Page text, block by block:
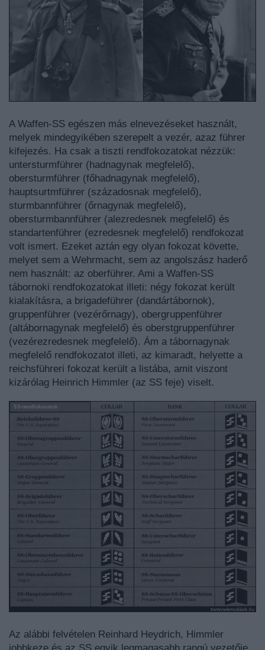
A Waffen-SS egészen más elnevezéseket használt,
melyek mindegyikében szerepelt a vezér, azaz führer
kifejezés. Ha csak a tiszti rendfokozatokat nézzük:
untersturmführer (hadnagynak megfelelő),
obersturmführer (főhadnagynak megfelelő),
hauptsurtmführer (századosnak megfelelő),
sturmbannführer (őrnagynak megfelelő),
obersturmbannführer (alezredesnek megfelelő) és
standartenführer (ezredesnek megfelelő) rendfokozat
volt ismert. Ezeket aztán egy olyan fokozat követte,
melyet sem a Wehrmacht, sem az angolszász haderő
nem használt: az oberführer. Ami a Waffen-SS
tábornoki rendfokozatokat illeti: négy fokozat került
kialakításra, a brigadeführer (dandártábornok),
gruppenführer (vezérőrnagy), obergruppenführer
(altábornagynak megfelelő) és oberstgruppenführer
(vezérezredesnek megfelelő). Ám a tábornagynak
megfelelő rendfokozatot illeti, az kimaradt, helyette a
reichsführeri fokozat került a listába, amit viszont
kizárólag Heinrich Himmler (az SS feje) viselt.
Az alábbi felvételen Reinhard Heydrich, Himmler
jobbkeze és az SS egyik legmagasabb rangú vezetője